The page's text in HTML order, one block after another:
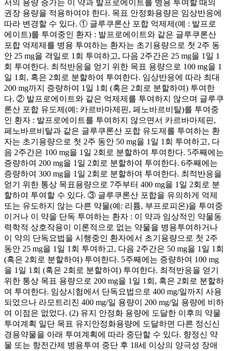
서의 용량 증가는 이 약과 발프로에이트를 병용 투여할 때의
권장 용량을 적용하여야 한다. 목표 안정화용량은 임상반응에
따라 변경할 수 있다. ① 글루쿠론산 포합 억제제(예 : 발프로
에이트)를 투여중인 환자 : 발프로에이트와 같은 글루쿠론산
포합 억제제를 병용 투여하는 환자는 초기용량으로 첫 2주 동
안 25 mg을 격일로 1회 투여하고, 다음 2주간은 25 mg을 1일 1
회 투여한다. 최적반응을 얻기 위한 목표 용량으로 100 mg을 1
일 1회, 혹은 2회로 분할하여 투여한다. 임상반응에 따라 최대
200 mg까지 증량하여 1일 1회 (혹은 2회로 분할하여) 투여한
다. ② 발프로에이트와 같은 억제제를 투여하지 않으며 글루쿠
론산 포합 유도제(예: 카르바마제핀, 페노바르비탈)를 투여중
인 환자 : 발프로에이트를 투여하지 않으면서 카르바마제핀,
페노바르비탈과 같은 글루쿠론산 포합 유도제를 투여하는 환
자는 초기용량으로 첫 2주 동안 50 mg을 1일 1회 투여하고, 다
음 2주간은 100 mg을 1일 2회로 분할하여 투여한다. 5주째에는
증량하여 200 mg을 1일 2회로 분할하여 투여한다. 6주째에는
증량하여 300 mg을 1일 2회로 분할하여 투여한다. 최적반응을
얻기 위한 통상 목표용량으로 7주부터 400 mg을 1일 2회로 분
할하여 투여할 수 있다. ③ 글루쿠론산 포합을 유의하게 억제
또는 유도하지 않는 다른 약물(예: 리튬, 부프로피온)을 투여중
이거나 이 약을 단독 투여하는 환자 : 이 약과 임상적인 약물동
력학적 상호작용이 이론적으로 없는 약물을 병용투여하거나
이 약의 단독요법을 시행중인 환자에서 초기용량으로 첫 2주
동안 25 mg을 1일 1회 투여하고, 다음 2주간은 50 mg을 1일 1회
(혹은 2회로 분할하여) 투여한다. 5주째에는 증량하여 100 mg
을 1일 1회 (혹은 2회로 분할하여) 투여한다. 최적반응을 얻기
위한 통상 목표 용량으로 200 mg을 1일 1회, 혹은 2회로 분할하
여 투여한다. 임상시험에서 단독요법으로 400 mg/일까지 사용
되었으나 라모트리진 400 mg/일 용량이 200 mg/일 용량에 비하
여 이점은 없었다. (2) 유지 안정화 용량에 도달한 이후의 약물
투여계획 일단 목표 유지안정화용량에 도달하면 다른 정신신
경용약물을 아래 투여계획에 따라 중단할 수 있다. 향정신 약
물 또는 항전간제 병용투여 중단 후 18세 이상의 양극성 장애